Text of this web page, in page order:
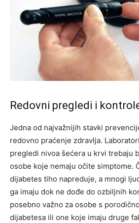
Redovni pregledi i
Jedna od najvažnijih stavki
redovno praćenje zdravlja.
pregledi nivoa šećera u krvi trebaju
osobe koje nemaju očite simptome.
dijabetes tiho napreduje, a mnogi
ga imaju dok ne dođe do ozbiljnih
posebno važno za osobe s
dijabetesa ili one koje imaju druge